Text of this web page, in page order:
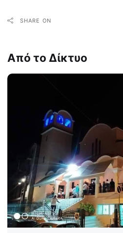
SHARE ON
Από το Δίκτυο